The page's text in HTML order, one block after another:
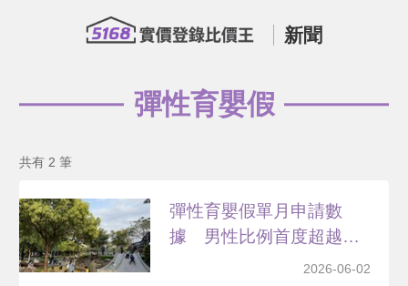
新聞
彈性育嬰假
共有 2 筆
彈性育嬰假單月申請數
據 男性比例首度超越女
2026-06-02